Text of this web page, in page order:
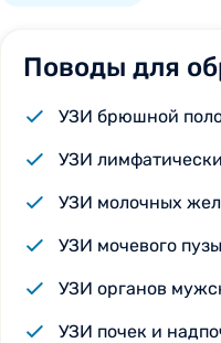
Поводы для
УЗИ брюшной
УЗИ
УЗИ молочных
УЗИ мочевого
УЗИ органов
УЗИ почек и